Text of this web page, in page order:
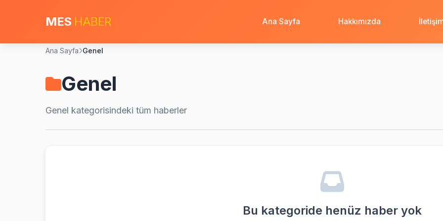
MES HABER Ana Sayfa Hakkımızda
Ana Sayfa Genel
Genel
Genel kategorisindeki tüm haberler
Bu kategoride henüz haber yok